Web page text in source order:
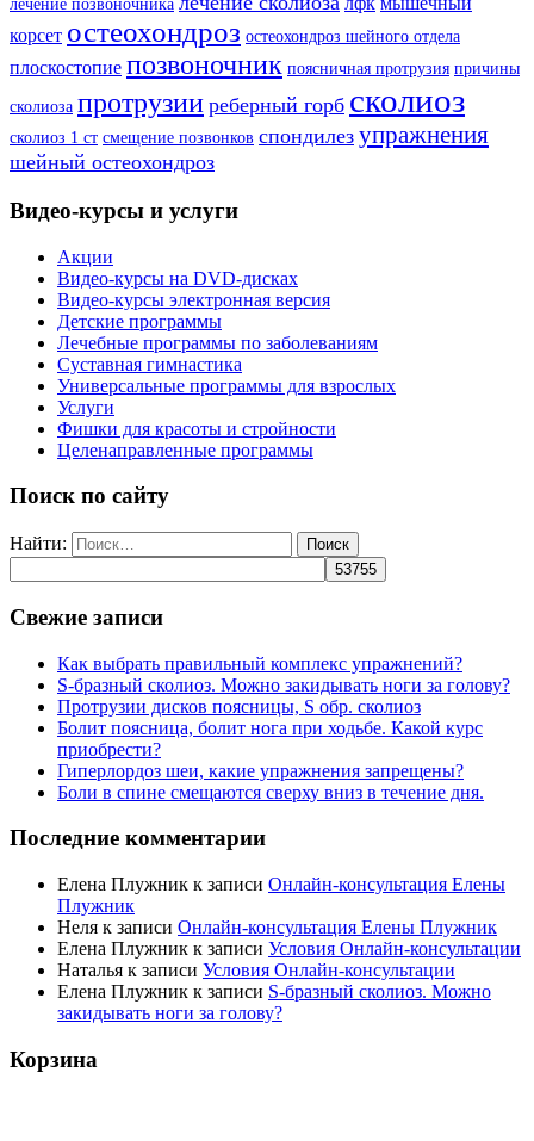
лечение позвоночника
корсет остеохондроз остеохондроз шейного отдела
плоскостопие позвоночник поясничная протрузия причины
сколиоза протрузии реберный горб сколиоз
сколиоз 1 ст смещение позвонков спондилез упражнения
шейный остеохондроз
Видео-курсы и услуги
Акции
Видео-курсы на DVD-дисках
Видео-курсы электронная версия
Детские программы
Лечебные программы по заболеваниям
Суставная гимнастика
Универсальные программы для взрослых
Услуги
Фишки для красоты и стройности
Целенаправленные программы
Поиск по сайту
Найти:
Свежие записи
Как выбрать правильный комплекс упражнений?
S-бразный сколиоз. Можно закидывать ноги за голову?
Протрузии дисков поясницы, S обр. сколиоз
Болит поясница, болит нога при ходьбе. Какой курс
приобрести?
Гиперлордоз шеи, какие упражнения запрещены?
Боли в спине смещаются сверху вниз в течение дня.
Последние комментарии
Елена Плужник к записи Онлайн-консультация Елены
Плужник
Неля к записи Онлайн-консультация Елены Плужник
Елена Плужник к записи Условия Онлайн-консультации
Наталья к записи Условия Онлайн-консультации
Елена Плужник к записи S-бразный сколиоз. Можно
закидывать ноги за голову?
Корзина